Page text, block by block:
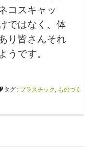
コスキャッ
ではなく、体
り皆さんそれ
うです。
タグ : プラスチック , ものづく